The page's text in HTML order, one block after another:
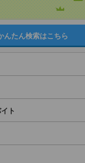
んたん検索はこちら
ト